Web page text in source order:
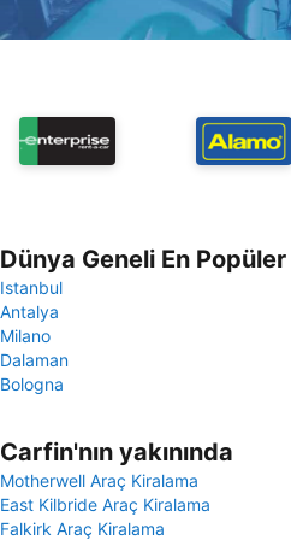
Dünya Geneli En
Istanbul
Antalya
Milano
Dalaman
Bologna
Carfin'nın yakınında
Motherwell Araç Kiralama
East Kilbride Araç Kiralama
Falkirk Araç Kiralama